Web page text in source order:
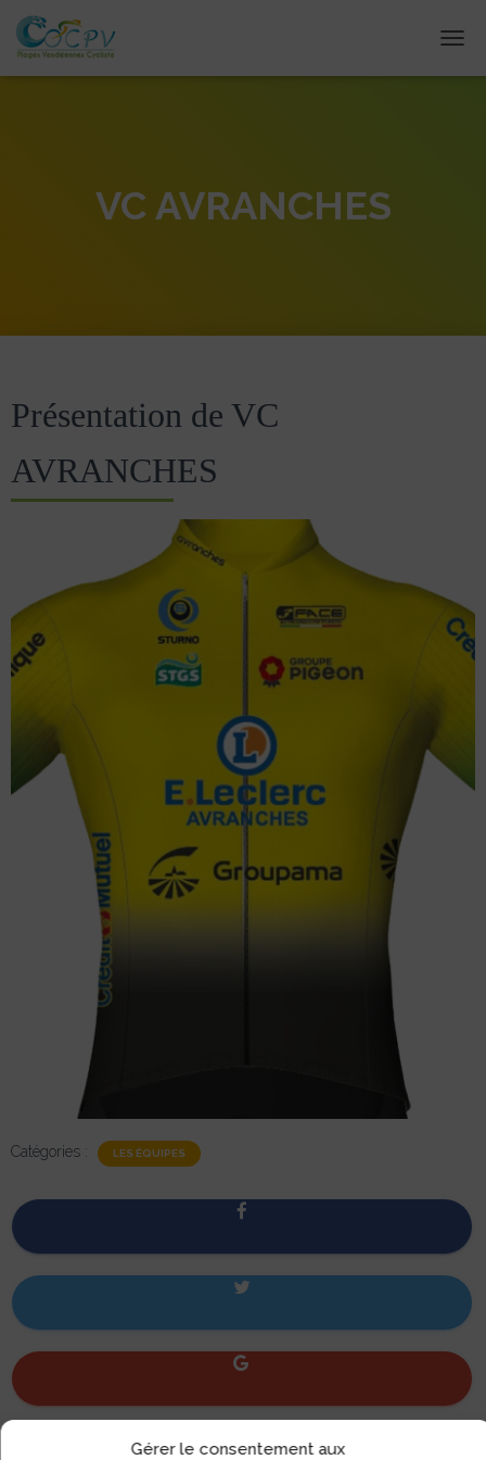
Gérer le consentement aux
VC AVRANCHES
Présentation de VC
AVRANCHES
Catégories : LES ÉQUIPES